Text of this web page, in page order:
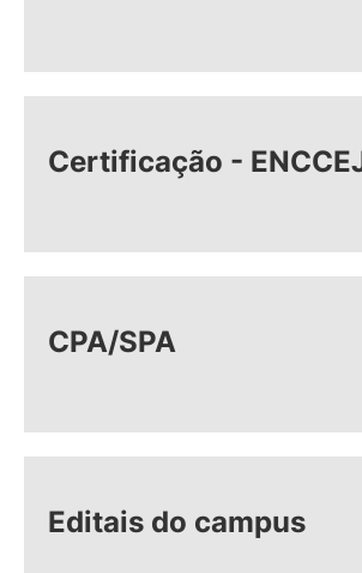
Certificação -
CPA/SPA
Editais do campus